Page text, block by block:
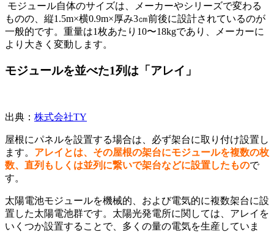
モジュール自体のサイズは、メーカーやシリーズで変わる
ものの、縦1.5m×横0.9m×厚み3㎝前後に設計されているのが
一般的です。 重量は1枚あたり10〜18kgであり、メーカーに
より大きく変動します。
モジュールを並べた1列は「アレイ」
出典： 株式会社TY
屋根にパネルを設置する場合は、必ず架台に取り付け設置し
ます。 アレイとは、その屋根の架台にモジュールを複数の枚
数、直列もしくは並列に繋いで架台などに設置したもので
す。
太陽電池モジュールを機械的、および電気的に複数架台に設
置した太陽電池群です。 太陽光発電所に関しては、アレイを
いくつか設置することで、多くの量の電気を生産していま